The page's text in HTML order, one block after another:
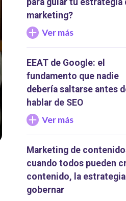
para guiar tu estrategia
marketing?
Ver más
EEAT de Google: el
fundamento que nadie
debería saltarse antes
hablar de SEO
Ver más
Marketing de
cuando todos pueden
contenido, la
gobernar